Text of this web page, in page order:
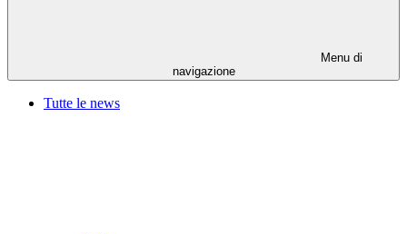
Menu di
navigazione
Tutte le news